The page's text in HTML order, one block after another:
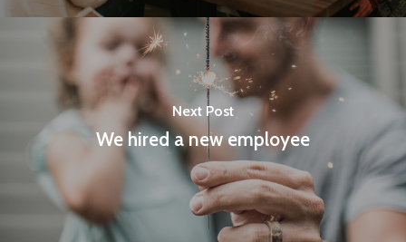
Next Post
We hired a new employee